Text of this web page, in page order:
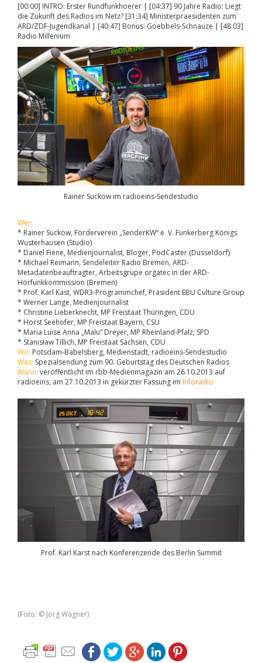
[00:00] INTRO: Erster Rundfunkhoerer | [04:37] 90 Jahre Radio: Liegt
die Zukunft des Radios im Netz? [31:34] Ministerpraesidenten zum
ARD/ZDF-Jugendkanal | [40:47] Bonus: Goebbels-Schnauze | [48:03]
Radio Millenium
Rainer Suckow im radioeins-Sendestudio
Wer:
* Rainer Suckow, Förderverein „SenderKW“ e. V. Funkerberg Königs
Wusterhausen (Studio)
* Daniel Fiene, Medienjournalist, Bloger, PodCaster (Düsseldorf)
* Michael Reimann, Sendeleiter Radio Bremen, ARD-
Metadatenbeauftragter, Arbeitsgrupe orgatec in der ARD-
Hörfunkkommission (Bremen)
* Prof. Karl Kast, WDR3-Programmchef, Präsident EBU Culture Group
* Werner Lange, Medienjournalist
* Christine Lieberknecht, MP Freistaat Thüringen, CDU
* Horst Seehofer, MP Freistaat Bayern, CSU
* Maria Luise Anna „Malu“ Dreyer, MP Rheinland-Pfalz, SPD
* Stanisław Tillich, MP Freistaat Sachsen, CDU
Wo: Potsdam-Babelsberg, Medienstadt, radioeins-Sendestudio
Was: Spezialsendung zum 90. Geburtstag des Deutschen Radios
Wann: veröffentlicht im rbb-Medienmagazin am 26.10.2013 auf
radioeins, am 27.10.2013 in gekürzter Fassung im Inforadio
Prof. Karl Karst nach Konferenzende des Berlin Summit
(Foto: © Jörg Wagner)